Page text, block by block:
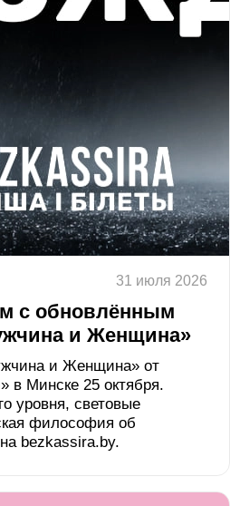
31 июля 2026
с обновлённым
и Женщина»
и Женщина» от
в Минске 25 октября.
уровня, световые
философия об
bezkassira.by.